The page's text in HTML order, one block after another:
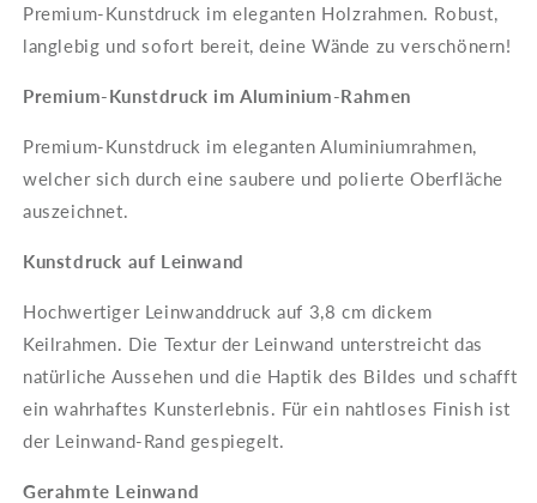
Premium-Kunstdruck im eleganten Holzrahmen. Robust,
langlebig und sofort bereit, deine Wände zu verschönern!
Premium-Kunstdruck im Aluminium-Rahmen
Premium-Kunstdruck im eleganten Aluminiumrahmen,
welcher sich durch eine saubere und polierte Oberfläche
auszeichnet.
Kunstdruck auf Leinwand
Hochwertiger Leinwanddruck auf 3,8 cm dickem
Keilrahmen. Die Textur der Leinwand unterstreicht das
natürliche Aussehen und die Haptik des Bildes und schafft
ein wahrhaftes Kunsterlebnis. Für ein nahtloses Finish ist
der Leinwand-Rand gespiegelt.
Gerahmte Leinwand